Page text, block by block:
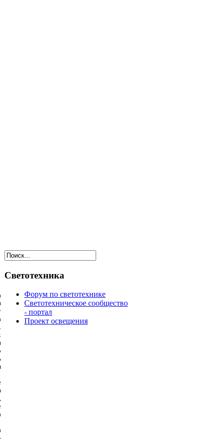
Светотехника
Форум по светотехнике
Светотехническое сообщество
- портал
Проект освещения